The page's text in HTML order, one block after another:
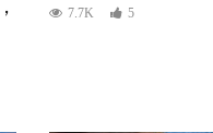
7.7K 5